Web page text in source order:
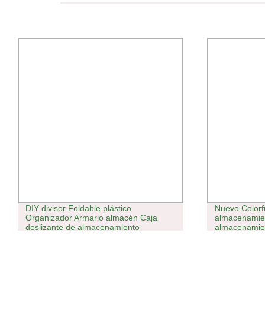
DIY divisor Foldable plástico
Organizador Armario almacén Caja
deslizante de almacenamiento
Nuevo